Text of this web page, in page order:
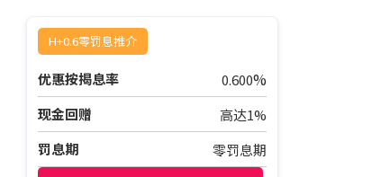
H+0.6零罚息推介
优惠按揭息率 0.600%
现金回赠
高达1%
罚息期
零罚息期